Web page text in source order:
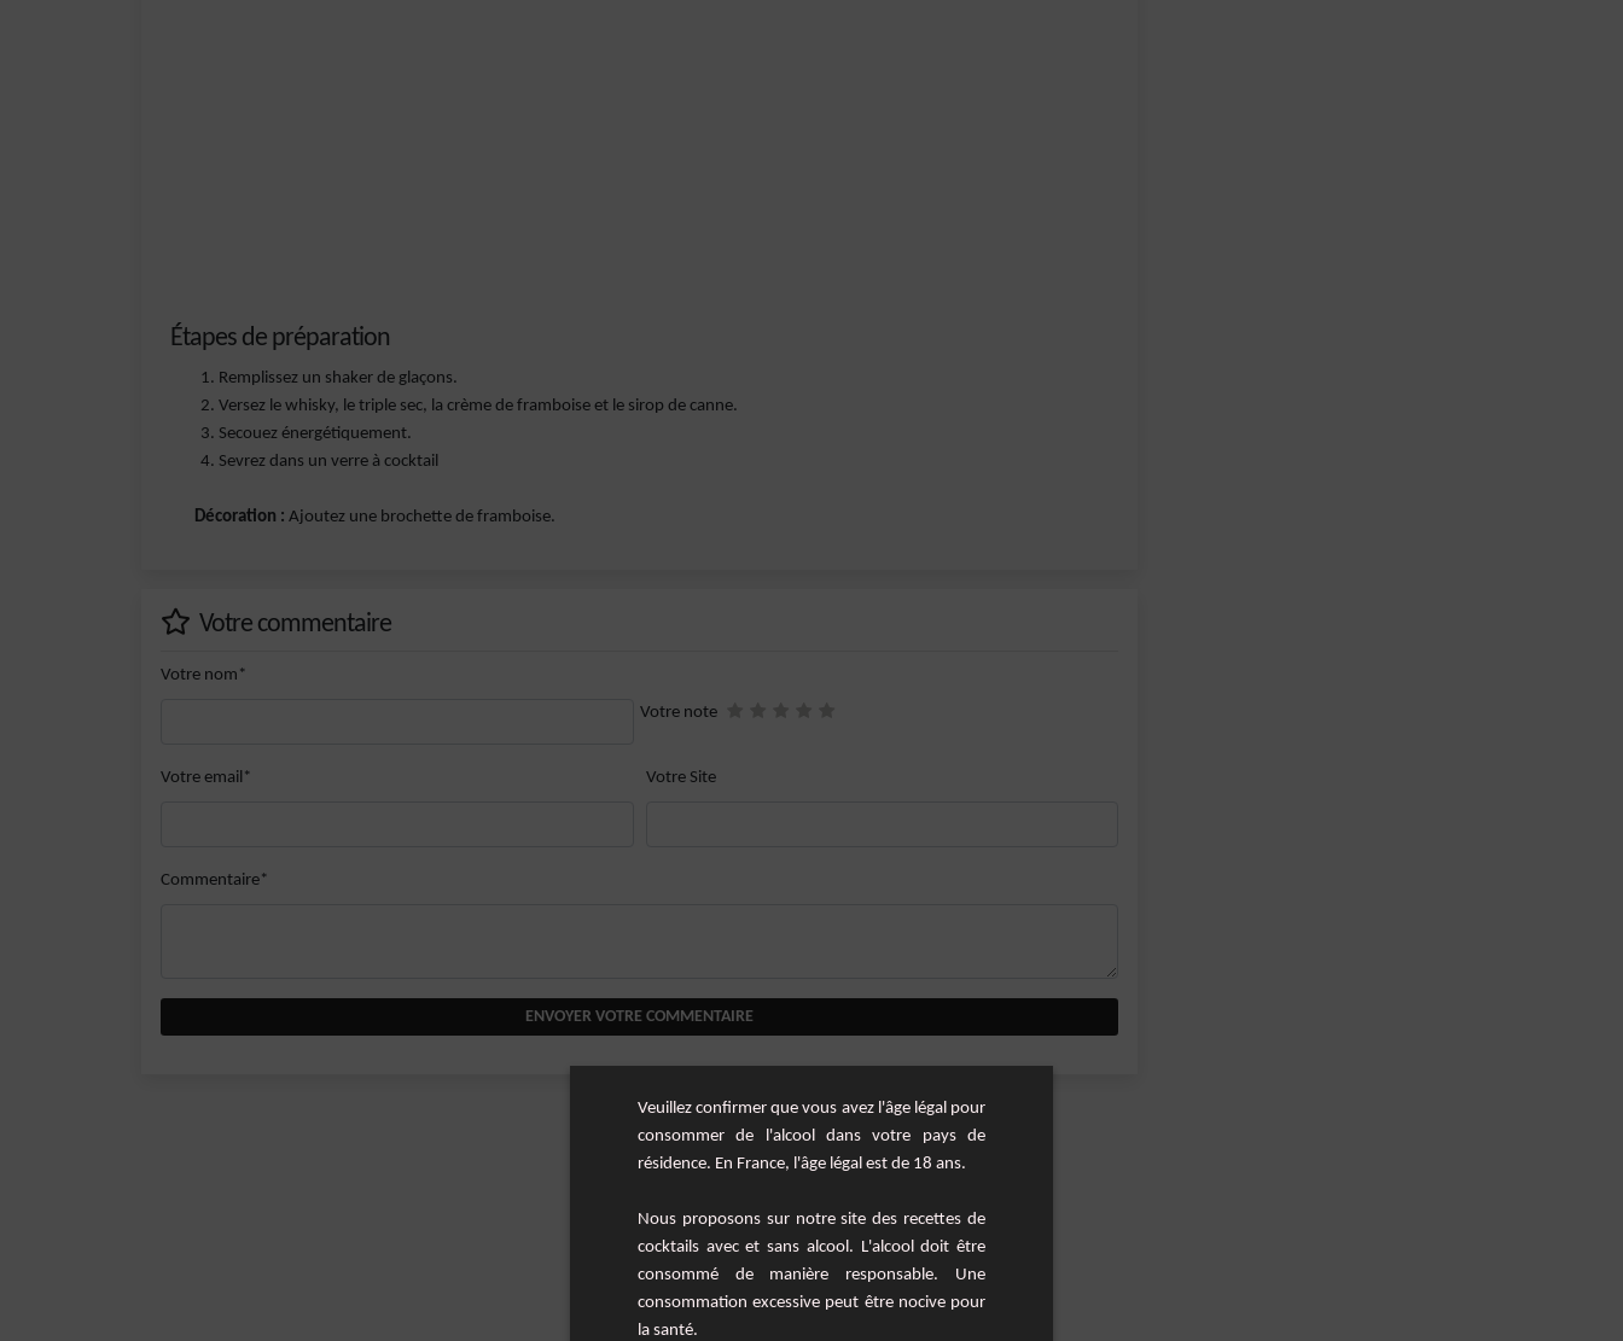
Étapes de préparation
Remplissez un shaker de glaçons.
Versez le whisky, le triple sec, la crème de framboise et le sirop de canne.
Secouez énergétiquement.
Sevrez dans un verre à cocktail
Décoration : Ajoutez une brochette de framboise.
Votre commentaire
Votre nom*
Votre note
Votre email* Votre Site
Commentaire*
ENVOYER VOTRE COMMENTAIRE
Veuillez confirmer que vous avez l'âge légal pour
consommer de l'alcool dans votre pays de
résidence. En France, l'âge légal est de 18 ans.
Nous proposons sur notre site des recettes de
cocktails avec et sans alcool. L'alcool doit être
consommé de manière responsable. Une
consommation excessive peut être nocive pour
la santé.